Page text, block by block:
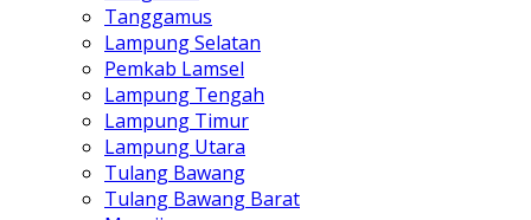
Tanggamus
Lampung Selatan
Pemkab Lamsel
Lampung Tengah
Lampung Timur
Lampung Utara
Tulang Bawang
Tulang Bawang Barat